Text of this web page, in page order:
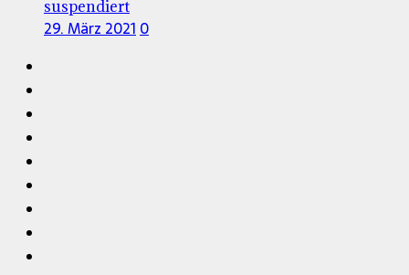
suspendiert
29. März 2021 0